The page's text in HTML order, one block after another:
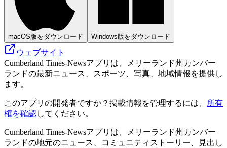
macOS版をダウンロード Windows版をダウンロード
ウェブサイト
Cumberland Times-Newsアプリは、メリーランド州カンバー
ランドの最新ニュース、スポーツ、写真、地域情報を提供し
ます。
このアプリの開発者ですか？掲載情報を管理するには、
所有
権を確認してください。
Cumberland Times-Newsアプリは、メリーランド州カンバー
ランドの地元のニュース、コミュニティストーリー、見出し